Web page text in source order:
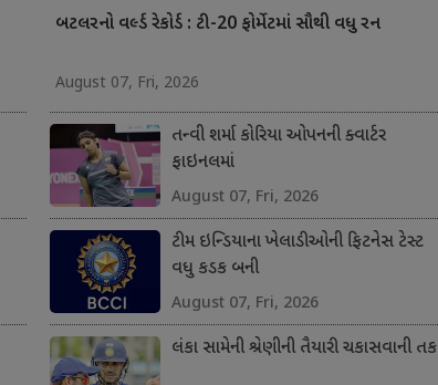
બટલરનો વર્લ્ડ રેકોર્ડ : ટી-20 ફોર્મેટમાં સૌથી વધુ રન
August 07, Fri, 2026
તન્વી શર્મા કોરિયા ઓપનની ક્વાર્ટર
ફાઇનલમાં
August 07, Fri, 2026
ટીમ ઇન્ડિયાના ખેલાડીઓની ફિટનેસ ટેસ્ટ
વધુ કડક બની
August 07, Fri, 2026
લંકા સામેની શ્રેણીની તૈયારી ચકાસવાની તક